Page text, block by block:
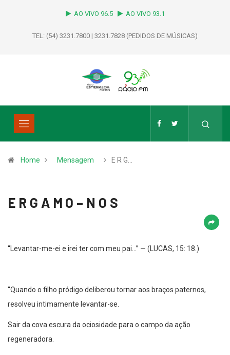
AO VIVO 96.5 AO VIVO 93.1
TEL: (54) 3231.7800 | 3231.7828 (PEDIDOS DE MÚSICAS)
Home Mensagem E R G…
E R G A M O – N O S
“Levantar-me-ei e irei ter com meu pai…” — (LUCAS, 15: 18.)
“Quando o filho pródigo deliberou tornar aos braços paternos,
resolveu intimamente levantar-se.
Sair da cova escura da ociosidade para o campo da ação
regeneradora.